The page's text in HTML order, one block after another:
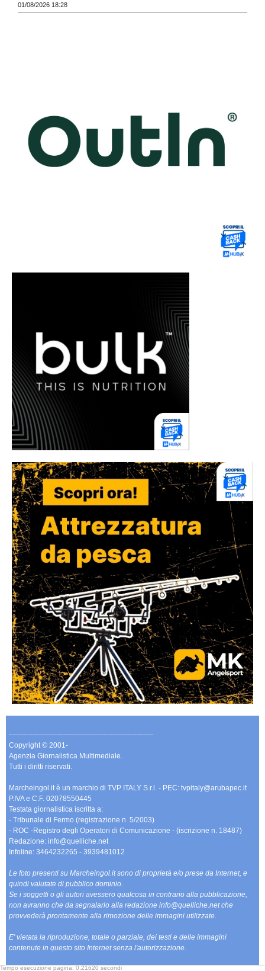
01/08/2026 18:28
-------------------------------------------------------------
Copyright © 2001-
Agenzia Giornalistica Multimediale.
Tutti i diritti riservati.
Marcheingol.it è un marchio di TVP ITALY S.r.l. - PEC: tvpitaly@arubapec.it
P.IVA e C.F. 02078550445
Testata giornalistica iscritta a:
- Tribunale di Fermo (registrazione n. 5/2003)
- ROC -Registro degli Operatori di Comunicazione - (iscrizione n. 18487)
Redazione: info@quelliche.net
Infoline: 3464232265 - 3939481012
Le foto presenti su Marcheingol.it sono di proprietà e/o prese da Internet, e
quindi valutate di pubblico dominio.
Se i soggetti o gli autori avessero qualcosa in contrario alla pubblicazione,
non avranno che da segnalarlo alla redazione info@quelliche.net che
provvederà prontamente alla rimozione delle immagini utilizzate.
E' vietata la riproduzione, totale o parziale, dei testi e delle immagini
contenute in questo sito Internet senza l'autorizzazione.
Tempo esecuzione pagina: 0,21620 secondi